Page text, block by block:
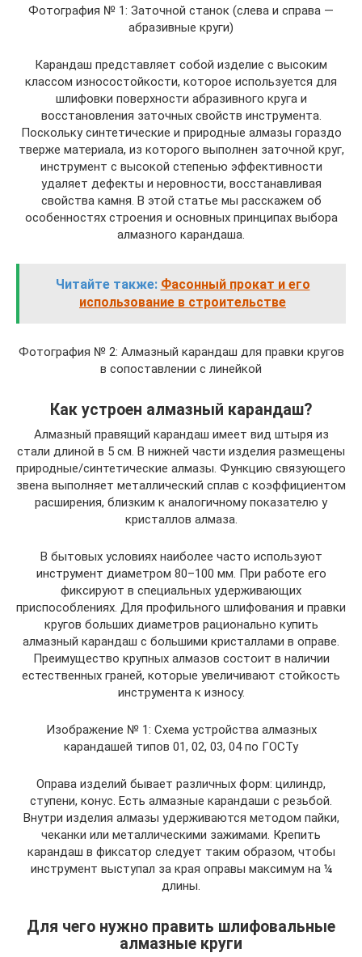
Фотография № 1: Заточной станок (слева и справа —
абразивные круги)
Карандаш представляет собой изделие с высоким
классом износостойкости, которое используется для
шлифовки поверхности абразивного круга и
восстановления заточных свойств инструмента.
Поскольку синтетические и природные алмазы гораздо
тверже материала, из которого выполнен заточной круг,
инструмент с высокой степенью эффективности
удаляет дефекты и неровности, восстанавливая
свойства камня. В этой статье мы расскажем об
особенностях строения и основных принципах выбора
алмазного карандаша.
Читайте также: Фасонный прокат и его
использование в строительстве
Фотография № 2: Алмазный карандаш для правки кругов
в сопоставлении с линейкой
Как устроен алмазный карандаш?
Алмазный правящий карандаш имеет вид штыря из
стали длиной в 5 см. В нижней части изделия размещены
природные/синтетические алмазы. Функцию связующего
звена выполняет металлический сплав с коэффициентом
расширения, близким к аналогичному показателю у
кристаллов алмаза.
В бытовых условиях наиболее часто используют
инструмент диаметром 80–100 мм. При работе его
фиксируют в специальных удерживающих
приспособлениях. Для профильного шлифования и правки
кругов больших диаметров рационально купить
алмазный карандаш с большими кристаллами в оправе.
Преимущество крупных алмазов состоит в наличии
естественных граней, которые увеличивают стойкость
инструмента к износу.
Изображение № 1: Схема устройства алмазных
карандашей типов 01, 02, 03, 04 по ГОСТу
Оправа изделий бывает различных форм: цилиндр,
ступени, конус. Есть алмазные карандаши с резьбой.
Внутри изделия алмазы удерживаются методом пайки,
чеканки или металлическими зажимами. Крепить
карандаш в фиксатор следует таким образом, чтобы
инструмент выступал за края оправы максимум на ¼
длины.
Для чего нужно править шлифовальные
алмазные круги